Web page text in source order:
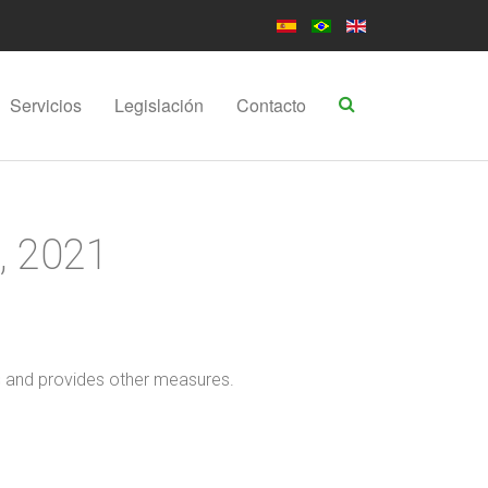
Servicios Legislación Contacto
2021
provides other measures.